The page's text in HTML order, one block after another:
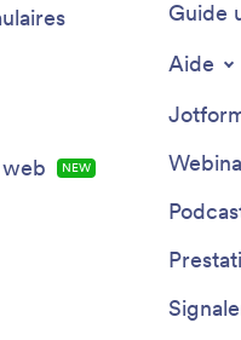
NEW
Guide
Aide